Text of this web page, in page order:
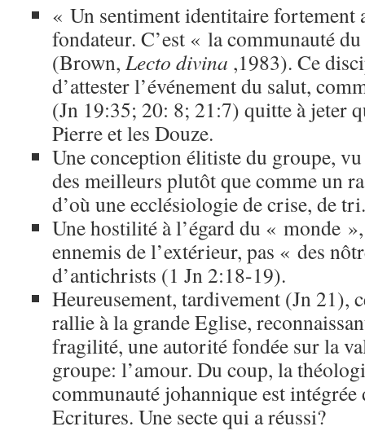
« Un sentiment identitaire
fondateur. C’est « la communauté
(Brown, Lecto divina ,1983). Ce
d’attester l’événement du salut,
(Jn 19:35; 20: 8; 21:7) quitte à jeter
Pierre et les Douze.
Une conception élitiste du groupe,
des meilleurs plutôt que comme un
d’où une ecclésiologie de crise, de tri.
Une hostilité à l’égard du « monde
ennemis de l’extérieur, pas « des
d’antichrists (1 Jn 2:18-19).
Heureusement, tardivement (Jn 21),
rallie à la grande Eglise,
fragilité, une autorité fondée sur la
groupe: l’amour. Du coup, la
communauté johannique est intégrée
Ecritures. Une secte qui a réussi?